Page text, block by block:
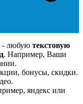
- любую текстовую
. Например, Ваши
бонусы, скидки.
яндекс или